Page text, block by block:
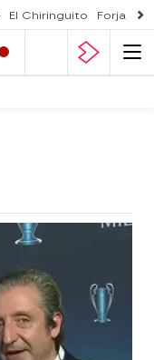
El Chiringuito Forjado